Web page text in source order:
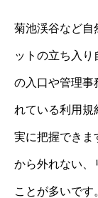
菊池渓谷など自
ットの立ち入
の入口や管理事
れている利用規
実に把握できま
から外れない、
ことが多いです